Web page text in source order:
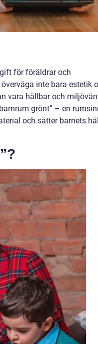
för föräldrar och
inte bara estetik
vara hållbar och
grönt” – en
och sätter barnets